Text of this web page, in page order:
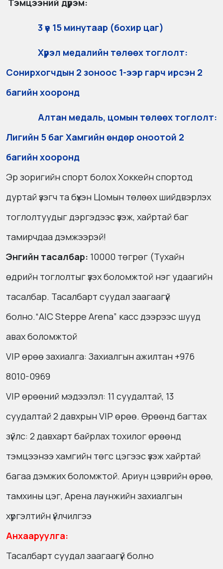
Тэмцээний дүрэм:
3 үе 15 минутаар (бохир цаг)
Хүрэл медалийн төлөөх тоглолт:
Сонирхогчдын 2 зоноос 1-ээр гарч ирсэн 2
багийн хооронд
Алтан медаль, цомын төлөөх тоглолт:
Лигийн 5 баг Хамгийн өндөр оноотой 2
багийн хооронд
Эр зоригийн спорт болох Хоккейн спортод
дуртай үзэгч та бүхэн Цомын төлөөх шийдвэрлэх
тоглолтуудыг дэргэдээс үзэж, хайртай баг
тамирчдаа дэмжээрэй!
Энгийн тасалбар: 10000 төгрөг (Тухайн
өдрийн тоглолтыг үзэх боломжтой нэг удаагийн
тасалбар. Тасалбарт суудал заагаагүй
болно.“AIC Steppe Arena” касс дээрээс шууд
авах боломжтой
VIP өрөө захиалга: Захиалгын ажилтан +976
8010-0969
VIP өрөөний мэдээлэл: 11 суудалтай, 13
суудалтай 2 давхрын VIP өрөө. Өрөөнд багтах
зүйлс: 2 давхарт байрлах тохилог өрөөнд
тэмцээнээ хамгийн төгс цэгээс үзэж хайртай
багаа дэмжих боломжтой. Ариун цэврийн өрөө,
тамхины цэг, Арена лаунжийн захиалгын
хүргэлтийн үйлчилгээ
Анхааруулга:
Тасалбарт суудал заагаагүй болно